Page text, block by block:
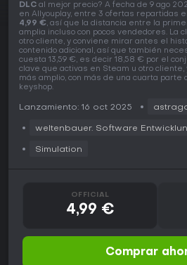
DLC al mejor precio? A fecha de 9 ago
en Allyouplay, entre 3 ofertas repartidas
4,99 €, así que la distancia entre la
amplia incluso con pocos vendedores. La
otro cliente, y conviene mirar antes el
contenido adicional, así que también
cuesta 13,59 €, es decir 18,58 € por el
clave que activas en Steam u otro
más amplio, con más de una cuarta parte
keyshop.
Lanzamiento: 16 oct 2025
weltenbauer. Software
Simulation
OFFICIAL
4,99 €
Comprar